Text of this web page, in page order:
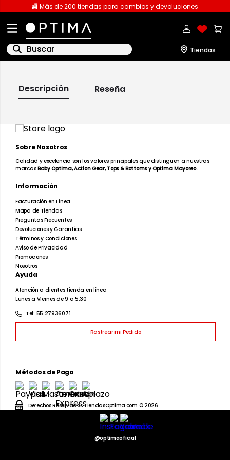
🏬 Más de 200 tiendas para cambios y devoluciones
Buscar
playeras caballero
.
spiderman
sudaderas
.
pantalones
polo
.
pantalones caballero
.
playera polo
10. playera manga larga
Descripción Reseña
Sobre Nosotros
Calidad y excelencia son los valores principales que distinguen a nuestras
marcasBaby Optima, Action Gear, Tops & Bottoms y Optima Mayoreo.
Información
Facturación en Línea
Mapa de Tiendas
Preguntas Frecuentes
Devoluciones y Garantías
Términos y Condiciones
Aviso de Privacidad
Promociones
Nosotros
Ayuda
Atención a clientes tienda en línea
Lunes a Viernes de 9 a 5:30
Tel: 55 27936071
Rastrear mi Pedido
Métodos de Pago
Derechos Reservados TiendasOptima.com © 2026
@optimaoficial